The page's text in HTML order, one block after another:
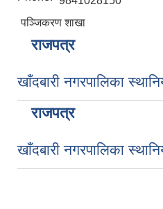
पञ्‍जिकरण शाखा
राजपत्र
खाँदबारी नगरपालिका
राजपत्र
खाँदबारी नगरपालिका